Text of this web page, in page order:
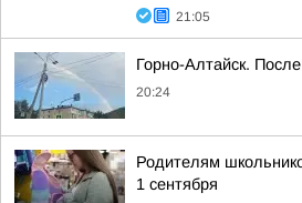
21:05
Горно-Алтайск.
20:24
Родителям
1 сентября